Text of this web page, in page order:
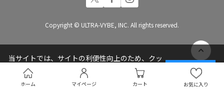
ホーム マイページ カート お気に入り
Copyright © ULTRA-VYBE, INC. All rights reserved.
当サイトでは、サイトの利便性向上のため、クッ
キー(Cookie)を使用しています
プライバシーポリシー
承諾する